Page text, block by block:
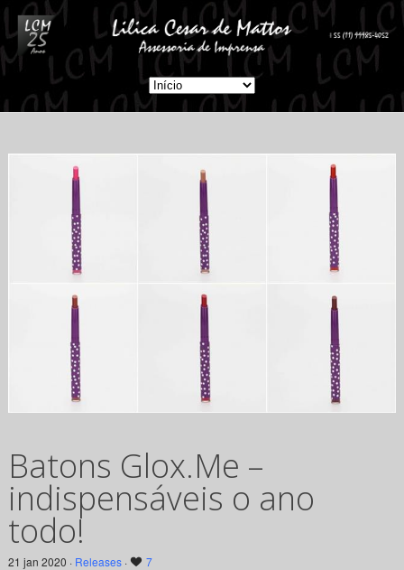
Batons Glox.Me –
indispensáveis o ano
todo!
21 jan 2020 · Releases· 7